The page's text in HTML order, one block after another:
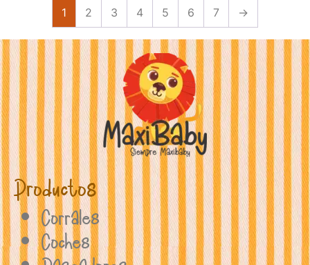
1 2 3 4 5 6 7 →
Productos
Corrales
Coches